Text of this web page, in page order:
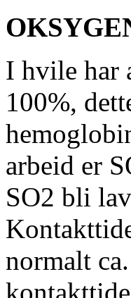
I hvile har
100%,
arbeid er
SO2 bli
normalt